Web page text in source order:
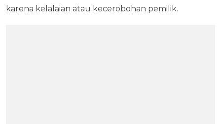
karena kelalaian atau kecerobohan pemilik.